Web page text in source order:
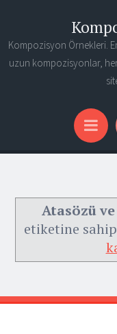
Kompozisyon Örnekleri.
uzun kompozisyonlar,
Atasözü
etiketine